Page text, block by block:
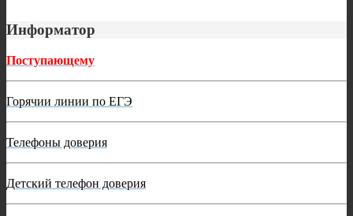
Информатор
Поступающему
Горячии линии по ЕГЭ
Телефоны доверия
Детский телефон доверия